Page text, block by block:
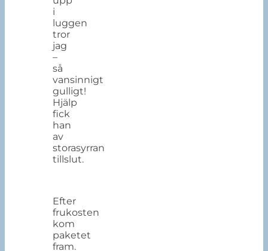
i
luggen
tror
jag
–
så
vansinnigt
gulligt!
Hjälp
fick
han
av
storasyrran
tillslut.
Efter
frukosten
kom
paketet
fram.